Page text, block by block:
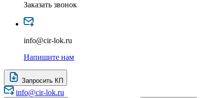
Заказать звонок
info@cir-lok.ru
Напишите нам
Запросить КП
info@cir-lok.ru